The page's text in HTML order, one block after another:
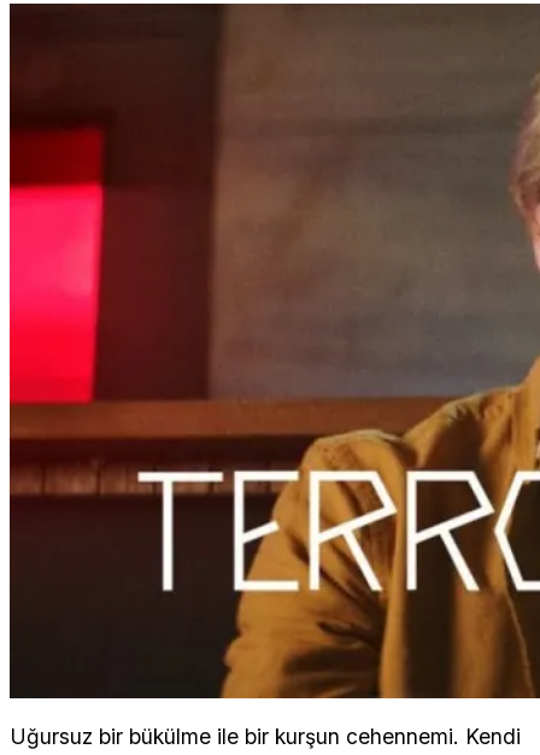
Uğursuz bir bükülme ile bir kurşun cehennemi. Kendi